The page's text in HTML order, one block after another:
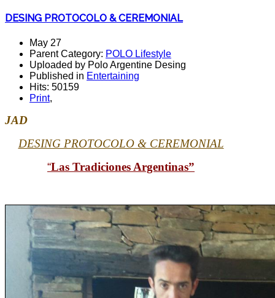
DESING PROTOCOLO & CEREMONIAL
May 27
Parent Category: POLO Lifestyle
Uploaded by Polo Argentine Desing
Published in Entertaining
Hits: 50159
Print,
JAD
DESING PROTOCOLO & CEREMONIAL
“Las Tradiciones Argentinas”